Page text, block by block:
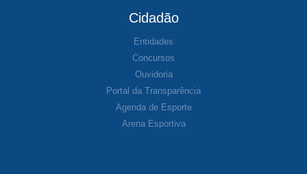
Cidadão
Entidades
Concursos
Ouvidoria
Portal da Transparência
Agenda de Esporte
Arena Esportiva